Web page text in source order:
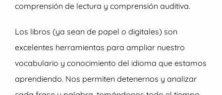
comprensión de lectura y comprensión auditiva.
Los libros (ya sean de papel o digitales) son
excelentes herramientas para ampliar nuestro
vocabulario y conocimiento del idioma que estamos
aprendiendo. Nos permiten detenernos y analizar